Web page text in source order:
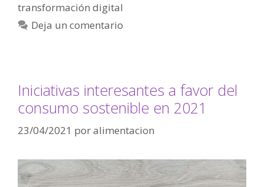
transformación digital
Deja un comentario
Iniciativas interesantes a favor del
consumo sostenible en 2021
23/04/2021 poralimentacion